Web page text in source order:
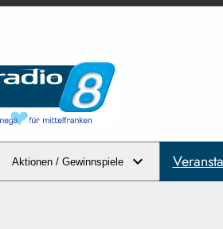
Aktionen / Gewinnspiele